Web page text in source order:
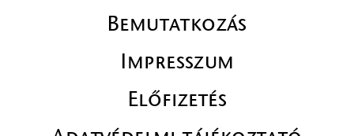
Bemutatkozás
Impresszum
Előfizetés